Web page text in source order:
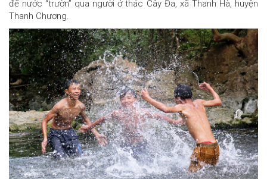
để nước “trườn” qua người ở thác Cây Đa, xã Thanh Hà, huyện
Thanh Chương.